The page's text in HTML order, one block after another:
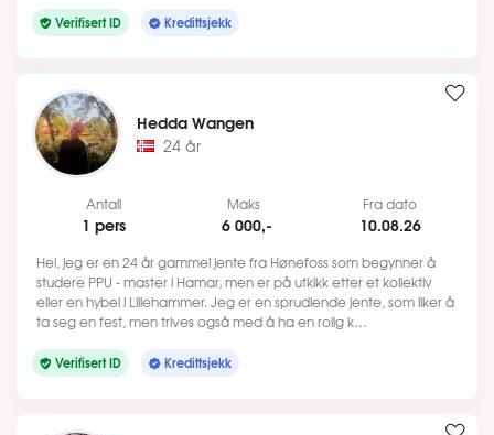
Verifisert ID Kredittsjekk
Hedda Wangen
24 år
Antall
1 pers
Maks
6 000,-
Fra dato
10.08.26
Hei, jeg er en 24 år gammel jente fra Hønefoss som begynner å
studere PPU - master i Hamar, men er på utkikk etter et kollektiv
eller en hybel i Lillehammer. Jeg er en sprudlende jente, som liker å
ta seg en fest, men trives også med å ha en rolig k…
Verifisert ID Kredittsjekk